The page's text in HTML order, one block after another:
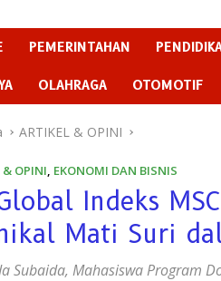
PEMERINTAHAN
OLAHRAGA OTOMOTIF
ARTIKEL & OPINI
& OPINI, EKONOMI DAN BISNIS
Indeks
Mati Suri
Subaida, Mahasiswa Program